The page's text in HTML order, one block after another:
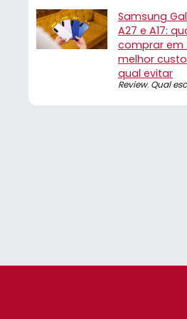
Samsung
A27 e A17:
comprar em
melhor
qual evitar
Review, Qual